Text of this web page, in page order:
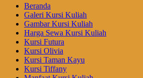
Beranda
Galeri Kursi Kuliah
Gambar Kursi Kuliah
Harga Sewa Kursi Kuliah
Kursi Futura
Kursi Olivia
Kursi Taman Kayu
Kursi Tiffany